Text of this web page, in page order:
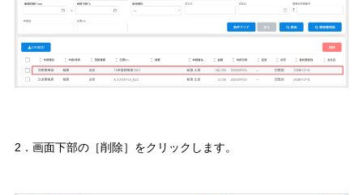
2．画面下部の［削除］をクリックします。